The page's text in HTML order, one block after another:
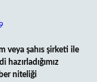
veya şahıs şirketi ile
hazırladığımız
niteliği